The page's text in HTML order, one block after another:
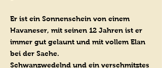
Er ist ein Sonnenschein von einem
Havaneser, mit seinen 12 Jahren ist er
immer gut gelaunt und mit vollem Elan
bei der Sache.
Schwanzwedelnd und ein verschmitztes